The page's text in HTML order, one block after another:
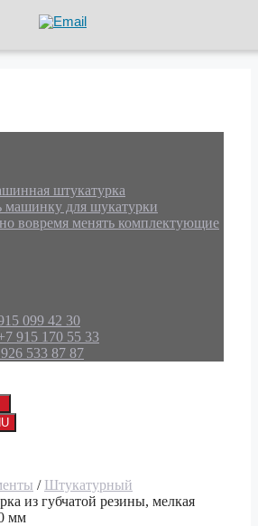
штукатурка
машинку для шукатурки
вовремя менять комплектующие
099 42 30
915 170 55 33
533 87 87
/ Штукатурный
из губчатой резины, мелкая
мм